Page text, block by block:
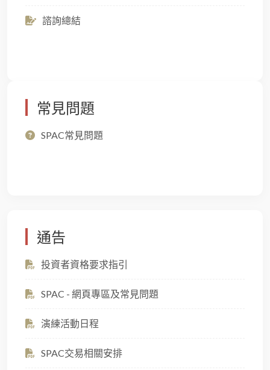
諮詢總結
常見問題
SPAC常見問題
通告
投資者資格要求指引
SPAC - 網頁專區及常見問題
演練活動日程
SPAC交易相關安排